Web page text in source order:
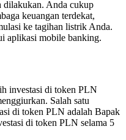
dilakukan. Anda cukup
keuangan terdekat,
ke tagihan listrik Anda.
aplikasi mobile banking.
investasi di token PLN
Salah satu
di token PLN adalah Bapak
di token PLN selama 5